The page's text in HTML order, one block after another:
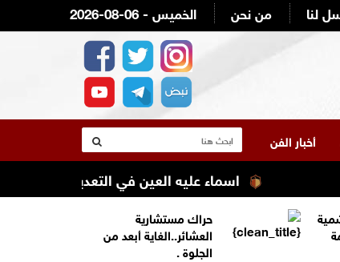
2026-08-06 - الخميس من نحن لنا
أخبار الفن
اسماء عليه العين في التعديل الوزاري
حراك مستشارية
العشائر..الغاية أبعد من
الجلوة .